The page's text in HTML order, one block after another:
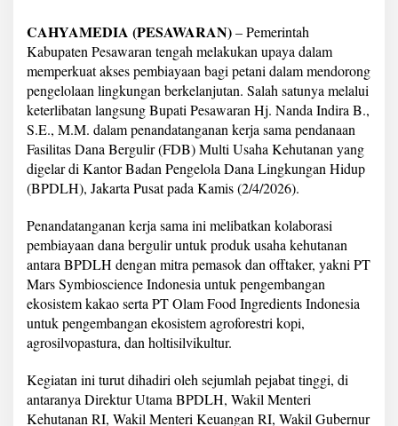
a
y
a
n
H
i
j
a
u
L
w
a
t
K
e
r
j
a
m
a
D
CAHYAMEDIA (PESAWARAN)– Pemerintah
Kabupaten Pesawaran tengah melakukan upaya dalam
memperkuat akses pembiayaan bagi petani dalam mendorong
pengelolaan lingkungan berkelanjutan. Salah satunya melalui
keterlibatan langsung Bupati Pesawaran Hj. Nanda Indira B.,
S.E., M.M. dalam penandatanganan kerja sama pendanaan
Fasilitas Dana Bergulir (FDB) Multi Usaha Kehutanan yang
digelar di Kantor Badan Pengelola Dana Lingkungan Hidup
(BPDLH), Jakarta Pusat pada Kamis (2/4/2026).
Penandatanganan kerja sama ini melibatkan kolaborasi
pembiayaan dana bergulir untuk produk usaha kehutanan
antara BPDLH dengan mitra pemasok dan offtaker, yakni PT
Mars Symbioscience Indonesia untuk pengembangan
ekosistem kakao serta PT Olam Food Ingredients Indonesia
untuk pengembangan ekosistem agroforestri kopi,
agrosilvopastura, dan holtisilvikultur.
Kegiatan ini turut dihadiri oleh sejumlah pejabat tinggi, di
antaranya Direktur Utama BPDLH, Wakil Menteri
Kehutanan RI, Wakil Menteri Keuangan RI, Wakil Gubernur